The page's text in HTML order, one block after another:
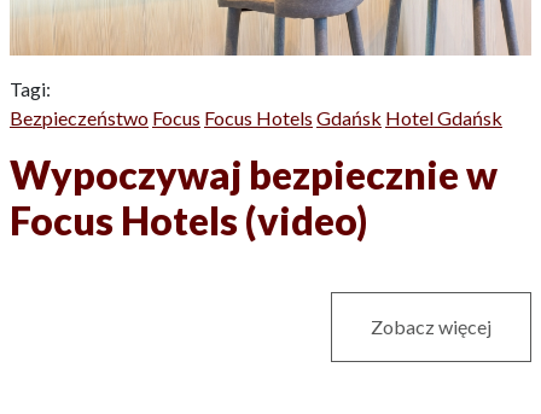
Tagi:
Bezpieczeństwo Focus Focus Hotels Gdańsk Hotel Gdańsk
Wypoczywaj bezpiecznie w
Focus Hotels (video)
Zobacz więcej